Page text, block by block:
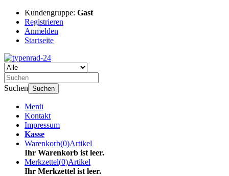
Kundengruppe: Gast
Registrieren
Anmelden
Startseite
Suchen Suchen
Menü
Kontakt
Impressum
Kasse
Warenkorb(0)Artikel
Ihr Warenkorb ist leer.
Merkzettel(0)Artikel
Ihr Merkzettel ist leer.